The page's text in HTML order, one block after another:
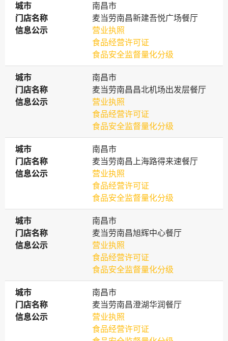
城市
城市
南昌市
门店名称
门店名称
麦当劳南昌新建吾悦广场餐厅
信息公示
信息公示
营业执照
食品经营许可证
食品安全监督量化分级
城市
城市
南昌市
门店名称
门店名称
麦当劳南昌昌北机场出发层餐厅
信息公示
信息公示
营业执照
食品经营许可证
食品安全监督量化分级
城市
城市
南昌市
门店名称
门店名称
麦当劳南昌上海路得来速餐厅
信息公示
信息公示
营业执照
食品经营许可证
食品安全监督量化分级
城市
城市
南昌市
门店名称
门店名称
麦当劳南昌旭辉中心餐厅
信息公示
信息公示
营业执照
食品经营许可证
食品安全监督量化分级
城市
城市
南昌市
门店名称
门店名称
麦当劳南昌澄湖华润餐厅
信息公示
信息公示
营业执照
食品经营许可证